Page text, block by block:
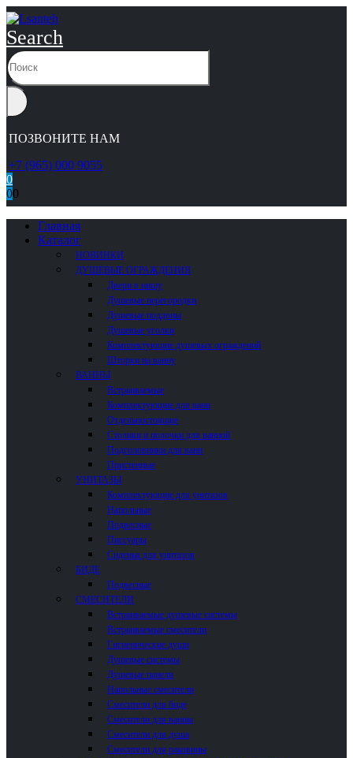
Search
ПОЗВОНИТЕ НАМ
+7 (965) 000 9055
0
00
Главная
Каталог
НОВИНКИ
ДУШЕВЫЕ ОГРАЖДЕНИЯ
Двери в нишу
Душевые перегородки
Душевые поддоны
Душевые уголки
Комплектующие душевых ограждений
Шторки на ванну
ВАННЫ
Встраиваемые
Комплектующие для ванн
Отдельностоящие
Столики и полочки для ванной
Подголовники для ванн
Пристенные
УНИТАЗЫ
Комплектующие для унитазов
Напольные
Подвесные
Писсуары
Сиденья для унитазов
БИДЕ
Подвесные
СМЕСИТЕЛИ
Встраиваемые душевые системы
Встраиваемые смесители
Гигиенические души
Душевые системы
Душевые панели
Напольные смесители
Смесители для биде
Смесители для ванны
Смесители для душа
Смесители для раковины